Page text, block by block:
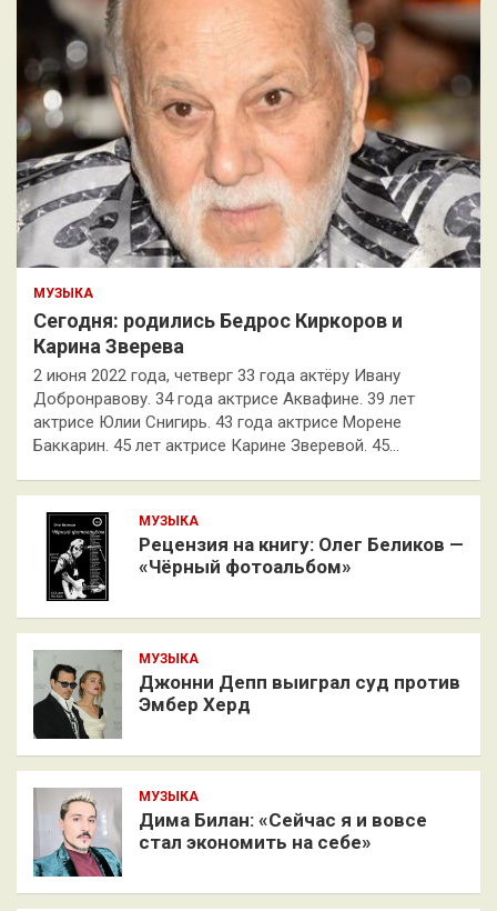
МУЗЫКА
Сегодня: родились Бедрос Киркоров и
Карина Зверева
2 июня 2022 года, четверг 33 года актёру Ивану
Добронравову. 34 года актрисе Аквафине. 39 лет
актрисе Юлии Снигирь. 43 года актрисе Морене
Баккарин. 45 лет актрисе Карине Зверевой. 45…
МУЗЫКА
Рецензия на книгу: Олег Беликов —
«Чёрный фотоальбом»
МУЗЫКА
Джонни Депп выиграл суд против
Эмбер Херд
МУЗЫКА
Дима Билан: «Сейчас я и вовсе
стал экономить на себе»